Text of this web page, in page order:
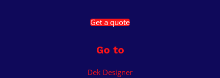
Get a quote
Go to
Dek Designer